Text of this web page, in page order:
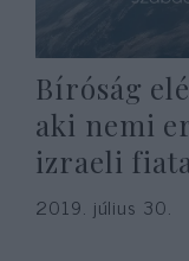
Bíróság
aki nemi
izraeli
2019. július 30.